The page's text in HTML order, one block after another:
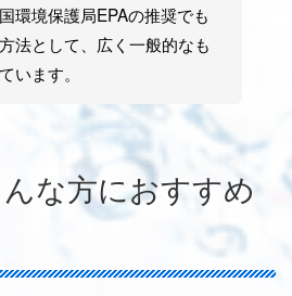
環境保護局EPAの推奨でも
法として、広く一般的なも
います。
な方におすすめ